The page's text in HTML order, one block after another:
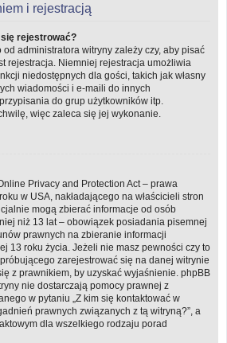
i rejestracją
rejestrować?
od administratora witryny zależy czy, aby pisać
rejestracja. Niemniej rejestracja umożliwia
niedostępnych dla gości, takich jak własny
wiadomości i e-maili do innych
do grup użytkowników itp.
więc zaleca się jej wykonanie.
Privacy and Protection Act – prawa
w USA, nakładającego na właścicieli stron
mogą zbierać informacje od osób
niż 13 lat – obowiązek posiadania pisemnej
prawnych na zbieranie informacji
13 roku życia. Jeżeli nie masz pewności czy to
zarejestrować się na danej witrynie
z prawnikiem, by uzyskać wyjaśnienie. phpBB
nie dostarczają pomocy prawnej z
w pytaniu „Z kim się kontaktować w
prawnych związanych z tą witryną?”, a
dla wszelkiego rodzaju porad